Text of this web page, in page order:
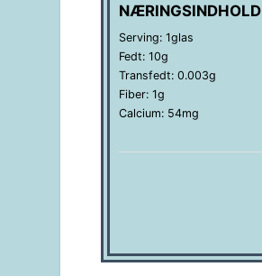
NÆRINGSINDHOLD
Serving: 1glas
Fedt: 10g
Transfedt: 0.003g
Fiber: 1g
Calcium: 54mg